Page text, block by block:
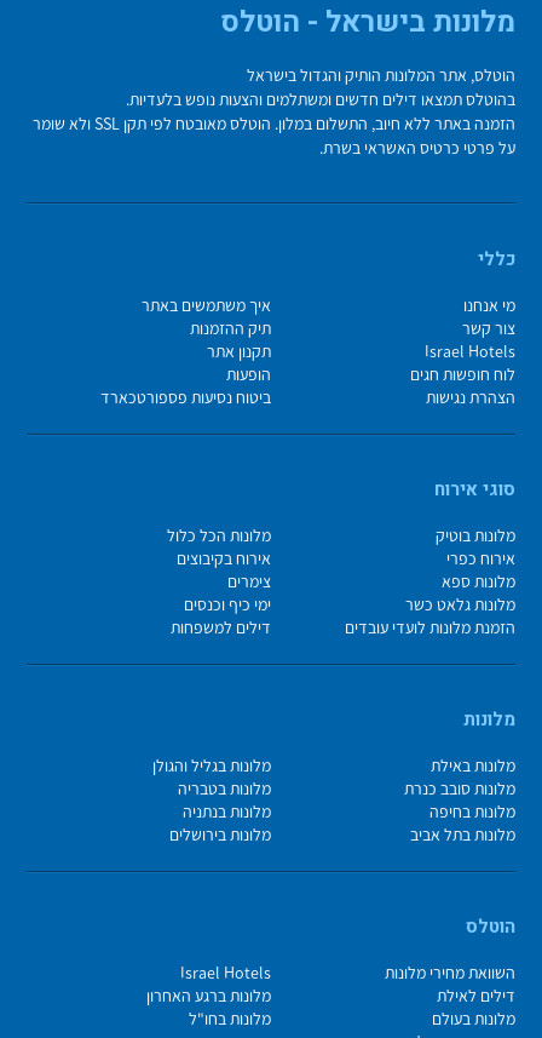
מלונות בישראל - הוטלס
הוטלס, אתר המלונות הותיק והגדול בישראל
בהוטלס תמצאו דילים חדשים ומשתלמים והצעות נופש בלעדיות.
הזמנה באתר ללא חיוב, התשלום במלון. הוטלס מאובטח לפי תקן SSL ולא שומר
על פרטי כרטיס האשראי בשרת.
כללי
מי אנחנו
איך משתמשים באתר
צור קשר
תיק ההזמנות
Israel Hotels
תקנון אתר
לוח חופשות חגים
הופעות
הצהרת נגישות
ביטוח נסיעות פספורטכארד
סוגי אירוח
מלונות בוטיק
מלונות הכל כלול
אירוח כפרי
אירוח בקיבוצים
מלונות ספא
צימרים
מלונות גלאט כשר
ימי כיף וכנסים
הזמנת מלונות לועדי עובדים
דילים למשפחות
מלונות
מלונות באילת
מלונות בגליל והגולן
מלונות סובב כנרת
מלונות בטבריה
מלונות בחיפה
מלונות בנתניה
מלונות בתל אביב
מלונות בירושלים
הוטלס
השוואת מחירי מלונות
Israel Hotels
דילים לאילת
מלונות ברגע האחרון
מלונות בעולם
מלונות בחו"ל